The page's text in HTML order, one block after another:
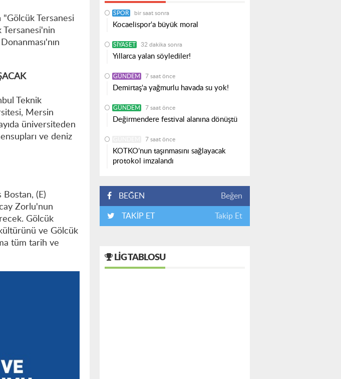
Tersanesi
Tersanesi'nin
Teknik
Mersin
üniversiteden
ve deniz
(E)
Zorlu'nun
Gölcük
kültürünü ve Gölcük
tüm tarih ve
SPOR bir saat sonra
Kocaelispor'a büyük moral
SIYASET 32 dakika sonra
Yıllarca yalan söylediler!
GÜNDEM 7 saat önce
Demirtaş'a yağmurlu havada su yok!
GÜNDEM 7 saat önce
Değirmendere festival alanına dönüştü
7 saat önce
KOTKO’nun taşınmasını sağlayacak
protokol imzalandı
BEĞEN Beğen
TAKİP ET Takip Et
LIG TABLOSU